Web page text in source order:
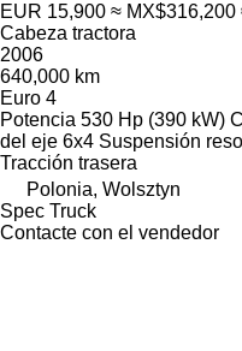
EUR 15,900 ≈ MX$316,200
Cabeza tractora
2006
640,000 km
Euro 4
Potencia 530 Hp (390 kW)
del eje 6x4 Suspensión
Tracción trasera
Polonia, Wolsztyn
Spec Truck
Contacte con el vendedor